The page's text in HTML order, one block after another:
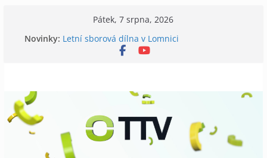
Pátek, 7 srpna, 2026
Novinky: Letní sborová dílna v Lomnici
Chovatelé si připomněli 120 let své existence